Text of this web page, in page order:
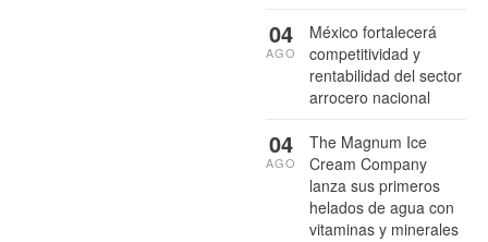
México fortalecerá
competitividad y
rentabilidad del sector
arrocero nacional
04
AGO
The Magnum Ice
Cream Company
lanza sus primeros
helados de agua con
vitaminas y minerales
04
AGO